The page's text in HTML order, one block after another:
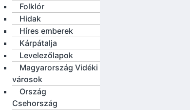
Folklór
Hidak
Híres emberek
Kárpátalja
Levelezőlapok
Magyarország Vidéki
városok
Ország
Csehország